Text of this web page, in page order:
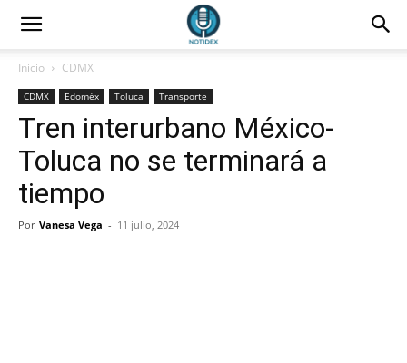
Inicio CDMX
CDMX Edoméx Toluca Transporte
Tren interurbano México-
Toluca no se terminará a
tiempo
Por Vanesa Vega - 11 julio, 2024